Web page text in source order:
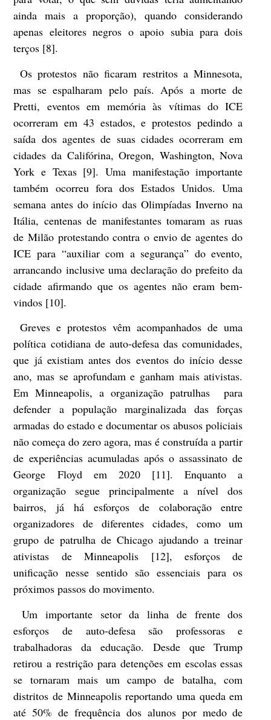
ainda mais a proporção), quando considerando
apenas eleitores negros o apoio subia para dois
terços [8].
Os protestos não ficaram restritos a Minnesota,
mas se espalharam pelo país. Após a morte de
Pretti, eventos em memória às vítimas do ICE
ocorreram em 43 estados, e protestos pedindo a
saída dos agentes de suas cidades ocorreram em
cidades da Califórina, Oregon, Washington, Nova
York e Texas [9]. Uma manifestação importante
também ocorreu fora dos Estados Unidos. Uma
semana antes do início das Olimpíadas Inverno na
Itália, centenas de manifestantes tomaram as ruas
de Milão protestando contra o envio de agentes do
ICE para “auxiliar com a segurança” do evento,
arrancando inclusive uma declaração do prefeito da
cidade afirmando que os agentes não eram bem-
vindos [10].
Greves e protestos vêm acompanhados de uma
política cotidiana de auto-defesa das comunidades,
que já existiam antes dos eventos do início desse
ano, mas se aprofundam e ganham mais ativistas.
Em Minneapolis, a organização patrulhas para
defender a população marginalizada das forças
armadas do estado e documentar os abusos policiais
não começa do zero agora, mas é construída a partir
de experiências acumuladas após o assassinato de
George Floyd em 2020 [11]. Enquanto a
organização segue principalmente a nível dos
bairros, já há esforços de colaboração entre
organizadores de diferentes cidades, como um
grupo de patrulha de Chicago ajudando a treinar
ativistas de Minneapolis [12], esforços de
unificação nesse sentido são essenciais para os
próximos passos do movimento.
Um importante setor da linha de frente dos
esforços de auto-defesa são professoras e
trabalhadoras da educação. Desde que Trump
retirou a restrição para detenções em escolas essas
se tornaram mais um campo de batalha, com
distritos de Minneapolis reportando uma queda em
até 50% de frequência dos alunos por medo de